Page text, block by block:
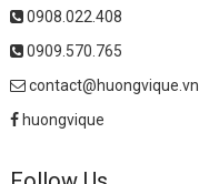
0908.022.408
0909.570.765
contact@huongvique.vn
huongvique